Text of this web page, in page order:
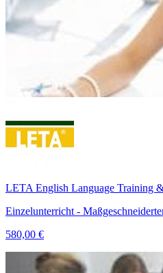
LETA English Language Training
Einzelunterricht -
580,00 €